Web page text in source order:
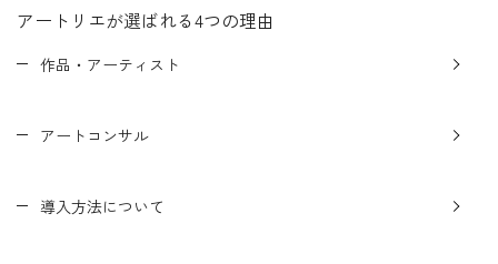
アートリエが選ばれる4つの理由
作品・アーティスト
アートコンサル
導入方法について